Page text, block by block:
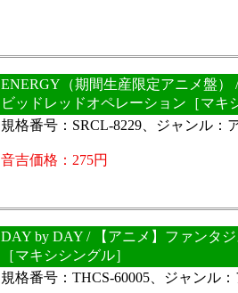
ENERGY（期間生産限定アニメ盤）
ビッドレッドオペレーション［マキ
規格番号：SRCL-8229、ジャンル：
音吉価格：275円
DAY by DAY / 【アニメ】ファンタ
［マキシシングル］
規格番号：THCS-60005、ジャンル